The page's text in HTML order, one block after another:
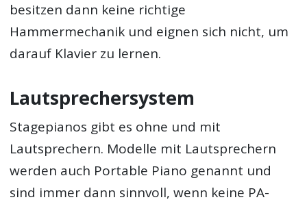
besitzen dann keine richtige
Hammermechanik und eignen sich nicht, um
darauf Klavier zu lernen.
Lautsprechersystem
Stagepianos gibt es ohne und mit
Lautsprechern. Modelle mit Lautsprechern
werden auch Portable Piano genannt und
sind immer dann sinnvoll, wenn keine PA-